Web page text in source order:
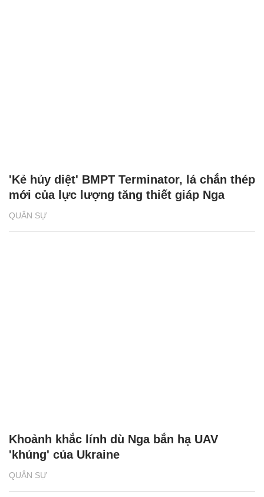
QUÂN SỰ
'Kẻ hủy diệt' BMPT Terminator, lá chắn thép
mới của lực lượng tăng thiết giáp Nga
QUÂN SỰ
Khoảnh khắc lính dù Nga bắn hạ UAV
'khủng' của Ukraine